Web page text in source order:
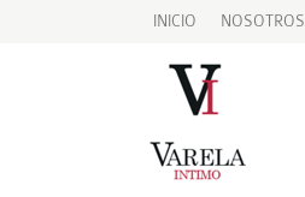
INICIO NOSOTROS